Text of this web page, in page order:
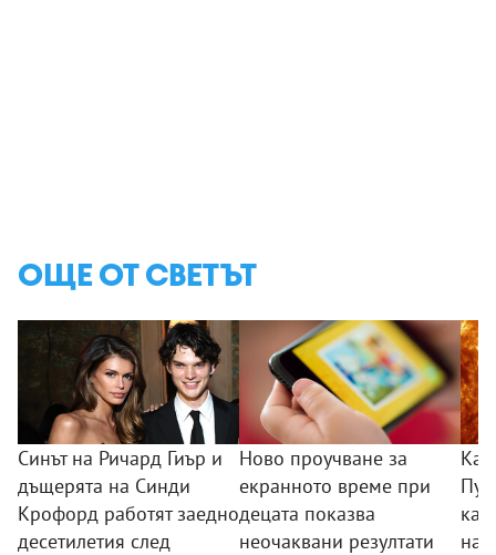
ОЩЕ ОТ СВЕТЪТ
Синът на Ричард Гиър и
дъщерята на Синди
Крофорд работят заедно
десетилетия след
Ново проучване за
екранното време при
децата показва
неочаквани резултати